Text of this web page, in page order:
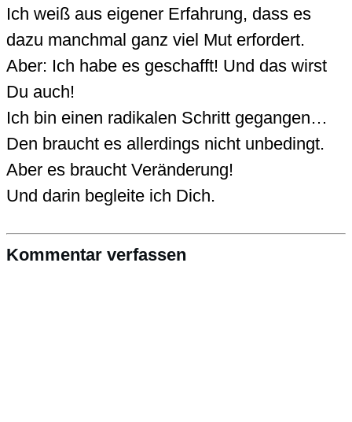
Ich weiß aus eigener Erfahrung, dass es
dazu manchmal ganz viel Mut erfordert.
Aber: Ich habe es geschafft! Und das wirst
Du auch!
Ich bin einen radikalen Schritt gegangen…
Den braucht es allerdings nicht unbedingt.
Aber es braucht Veränderung!
Und darin begleite ich Dich.
Kommentar verfassen